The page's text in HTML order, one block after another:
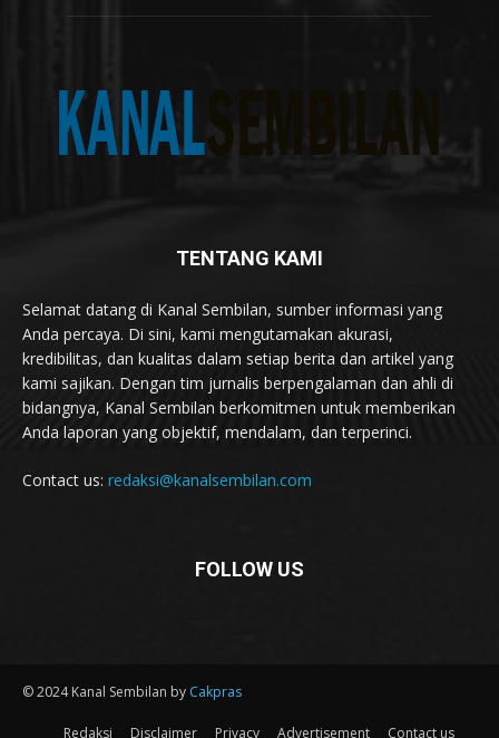
TENTANG KAMI
Selamat datang di Kanal Sembilan, sumber informasi yang
Anda percaya. Di sini, kami mengutamakan akurasi,
kredibilitas, dan kualitas dalam setiap berita dan artikel yang
kami sajikan. Dengan tim jurnalis berpengalaman dan ahli di
bidangnya, Kanal Sembilan berkomitmen untuk memberikan
Anda laporan yang objektif, mendalam, dan terperinci.
Contact us: redaksi@kanalsembilan.com
FOLLOW US
© 2024 Kanal Sembilan by Cakpras
Redaksi Disclaimer Privacy Advertisement Contact us